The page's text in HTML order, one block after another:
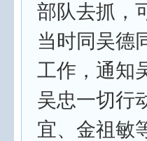
部队去抓，
当时同吴德
工作，通知
吴忠一切行
宜、金祖敏